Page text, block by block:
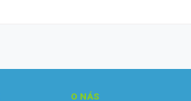
O NÁS